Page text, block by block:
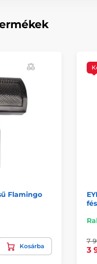
Flamingo
Kosárba
7
3